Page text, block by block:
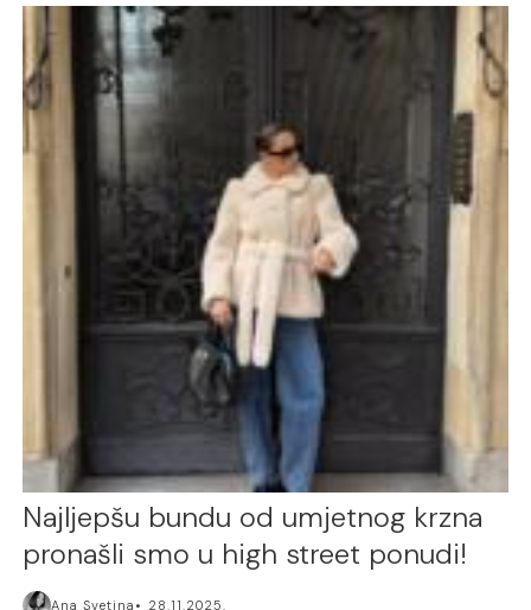
Najljepšu bundu od umjetnog krzna
pronašli smo u high street ponudi!
Ana Svetina 28.11.2025.